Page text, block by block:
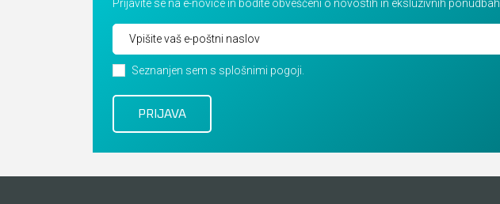
Prijavite se na e-novice in bodite obveščeni o novostih in eksluzivnih ponudbah.
Seznanjen sem s splošnimi pogoji.